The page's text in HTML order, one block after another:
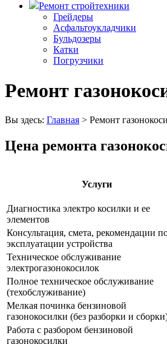
Ремонт стройтехники
Грейдеры
Асфальтоукладчики
Бульдозеры
Катки
Погрузчики
Ремонт
Вы здесь: Главная > Ремонт
Цена ремонта
Услуги
Диагностика электро косилки и ее
элементов
Консультация, смета, рекомендации
эксплуатации устройства
Техническое обслуживание
электрогазонокосилок
Полное техническое обслуживание
(техобслуживание)
Мелкая починка бензиновой
газонокосилки (без разборки и
Работа с разбором бензиновой
газонокосилки